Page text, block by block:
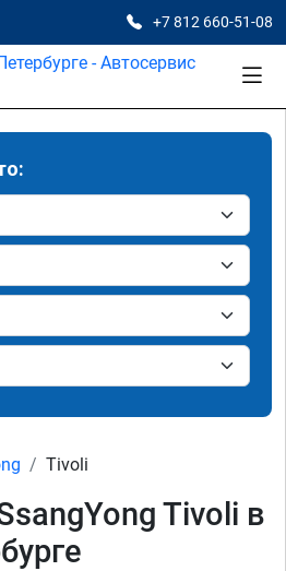
+7 812 660-51-08
Tivoli
Tivoli в